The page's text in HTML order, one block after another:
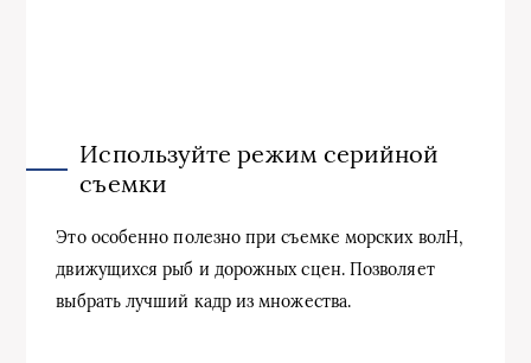
Используйте режим серийной
съемки
Это особенно полезно при съемке морских волН,
движущихся рыб и дорожных сцен. Позволяет
выбрать лучший кадр из множества.